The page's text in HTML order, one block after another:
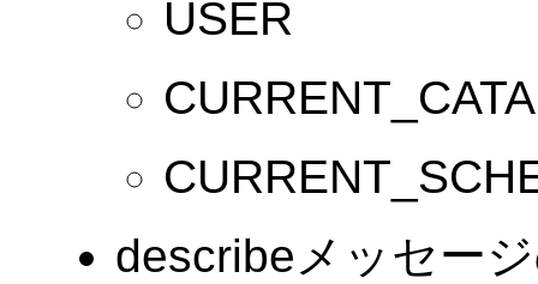
USER
describeメッセー